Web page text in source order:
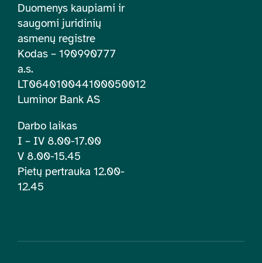
Duomenys kaupiami ir
saugomi juridinių
asmenų registre
Kodas – 190990777
a.s.
LT064010044100050012
Luminor Bank AS
Darbo laikas
I – IV 8.00-17.00
V 8.00-15.45
Pietų pertrauka 12.00-
12.45